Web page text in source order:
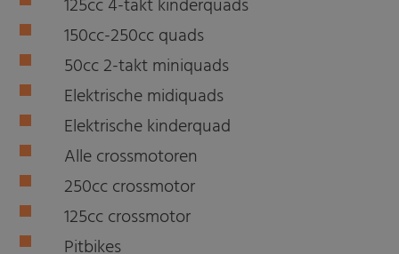
125cc 4-takt kinderquads
150cc-250cc quads
50cc 2-takt miniquads
Elektrische midiquads
Elektrische kinderquad
Alle crossmotoren
250cc crossmotor
125cc crossmotor
Pitbikes